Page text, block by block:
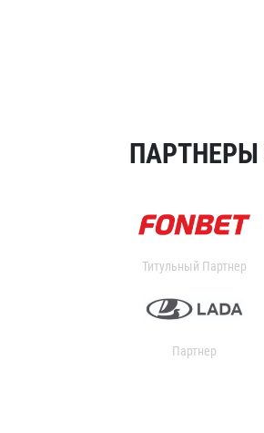
ПАРТНЕРЫ
Титульный Партнер
Партнер